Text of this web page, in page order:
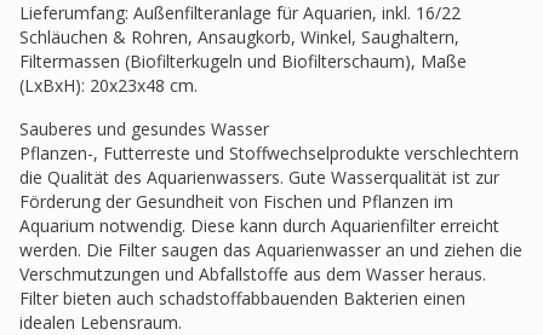
Lieferumfang: Außenfilteranlage für Aquarien, inkl. 16/22
Schläuchen & Rohren, Ansaugkorb, Winkel, Saughaltern,
Filtermassen (Biofilterkugeln und Biofilterschaum), Maße
(LxBxH): 20x23x48 cm.
Sauberes und gesundes Wasser
Pflanzen-, Futterreste und Stoffwechselprodukte verschlechtern
die Qualität des Aquarienwassers. Gute Wasserqualität ist zur
Förderung der Gesundheit von Fischen und Pflanzen im
Aquarium notwendig. Diese kann durch Aquarienfilter erreicht
werden. Die Filter saugen das Aquarienwasser an und ziehen die
Verschmutzungen und Abfallstoffe aus dem Wasser heraus.
Filter bieten auch schadstoffabbauenden Bakterien einen
idealen Lebensraum.